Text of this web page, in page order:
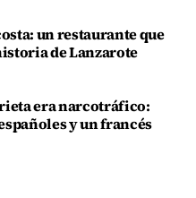
un restaurante que
de Lanzarote
era narcotráfico:
y un francés